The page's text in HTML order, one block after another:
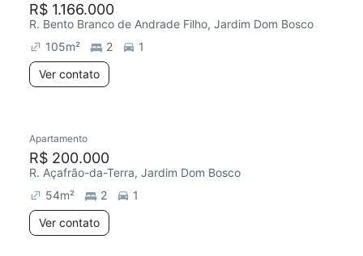
R$ 1.166.000
R. Bento Branco de Andrade Filho, Jardim Dom Bosco
105m² 2
1
Ver contato
Apartamento
R$ 200.000
R. Açafrão-da-Terra, Jardim Dom Bosco
54m² 2
1
Ver contato